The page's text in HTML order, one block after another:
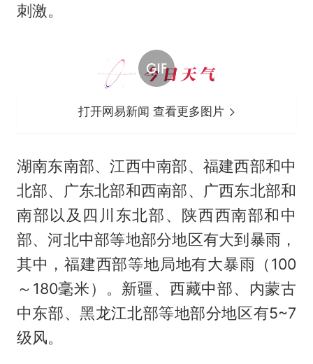
刺激。
打开网易新闻 查看更多图片
湖南东南部、江西中南部、福建西部和中
北部、广东北部和西南部、广西东北部和
南部以及四川东北部、陕西西南部和中
部、河北中部等地部分地区有大到暴雨，
其中，福建西部等地局地有大暴雨（100
～180毫米）。新疆、西藏中部、内蒙古
中东部、黑龙江北部等地部分地区有5~7
级风。